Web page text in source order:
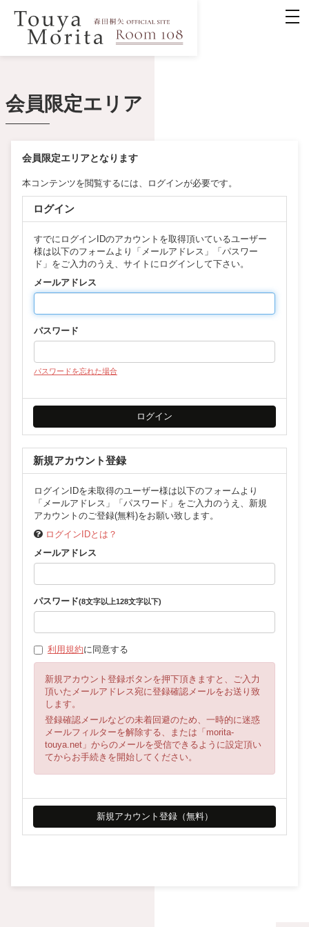
会員限定エリア
会員限定エリアとなります
本コンテンツを閲覧するには、ログインが必要です。
ログイン
すでにログインIDのアカウントを取得頂いているユーザー
様は以下のフォームより「メールアドレス」「パスワー
ド」をご入力のうえ、サイトにログインして下さい。
メールアドレス
パスワード
パスワードを忘れた場合
新規アカウント登録
ログインIDを未取得のユーザー様は以下のフォームより
「メールアドレス」「パスワード」をご入力のうえ、新規
アカウントのご登録(無料)をお願い致します。
ログインIDとは？
メールアドレス
パスワード(8文字以上128文字以下)
利用規約に同意する
新規アカウント登録ボタンを押下頂きますと、ご入力
頂いたメールアドレス宛に登録確認メールをお送り致
します。
登録確認メールなどの未着回避のため、一時的に迷惑
メールフィルターを解除する、または「morita-
touya.net」からのメールを受信できるように設定頂い
てからお手続きを開始してください。